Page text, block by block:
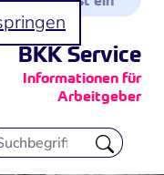
BKK Service
Informationen für
Arbeitgeber